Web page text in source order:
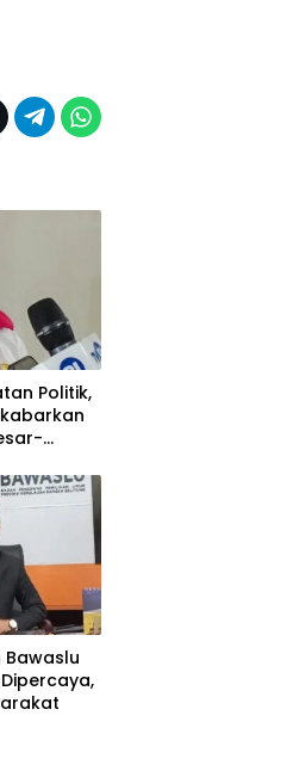
Politik,
Bawaslu